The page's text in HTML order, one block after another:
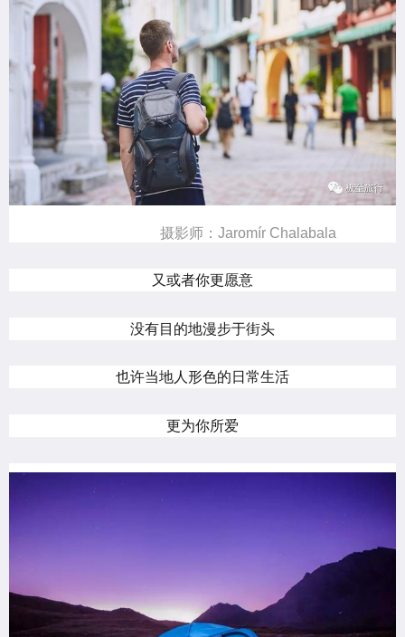
摄影师：Jaromír Chalabala
又或者你更愿意
没有目的地漫步于街头
也许当地人形色的日常生活
更为你所爱